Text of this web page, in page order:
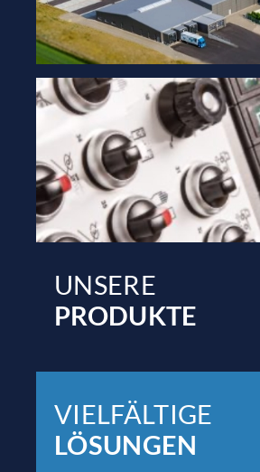
UNSERE
PRODUKTE
VIELFÄLTIGE
LÖSUNGEN